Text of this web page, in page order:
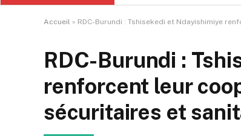
Accueil » RDC-Burundi : Tshisekedi et Ndayishimiye
RDC-Burundi :
renforcent leur
sécuritaires et